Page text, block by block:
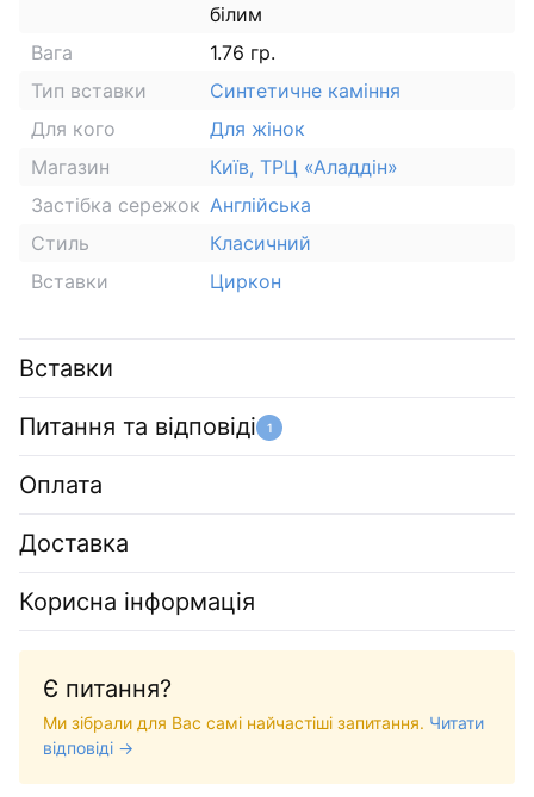
білим
Вага
1.76 гр.
Тип вставки
Синтетичне каміння
Для кого
Для жінок
Магазин
Київ, ТРЦ «Аладдін»
Застібка сережок Англійська
Стиль
Класичний
Вставки
Циркон
Вставки
Питання та відповіді 1
Оплата
Доставка
Корисна інформація
Є питання?
Ми зібрали для Вас самі найчастіші запитання. Читати
відповіді →